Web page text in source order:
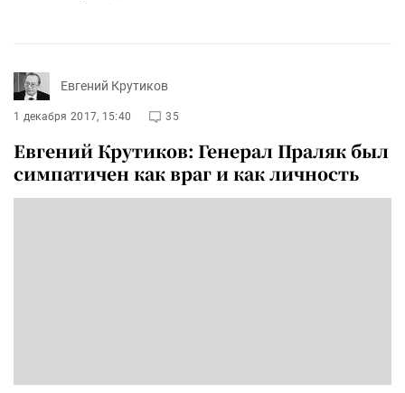
Евгений Крутиков
1 декабря 2017, 15:40 35
Евгений Крутиков: Генерал Праляк был
симпатичен как враг и как личность